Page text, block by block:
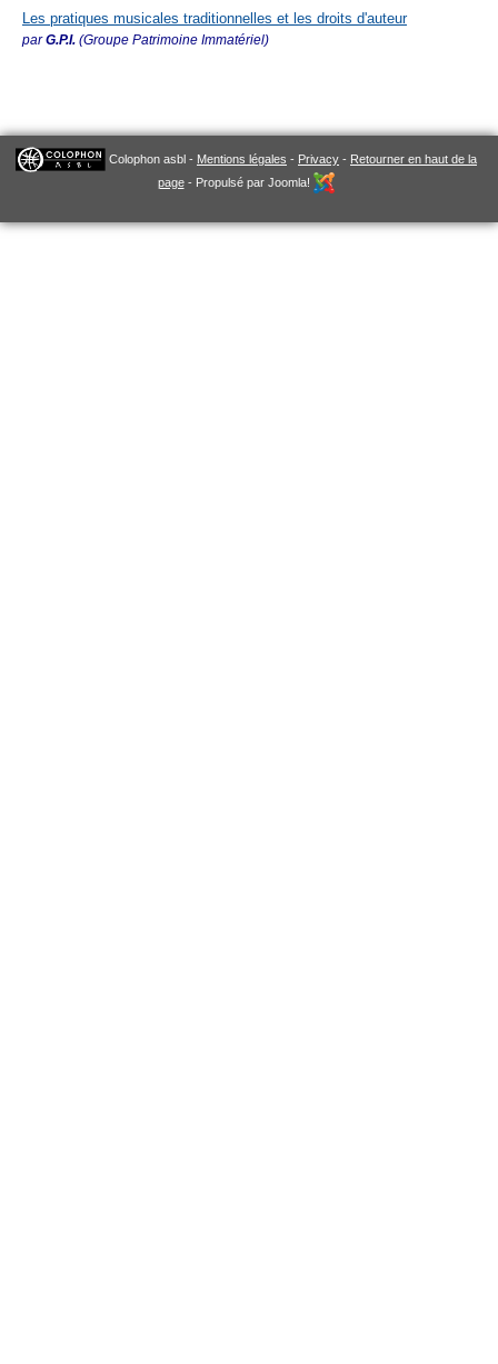
Les pratiques musicales traditionnelles et les droits d'auteur
parG.P.I. (Groupe Patrimoine Immatériel)
Colophon asbl - Mentions légales - Privacy - Retourner en haut de la
page- Propulsé par Joomla!